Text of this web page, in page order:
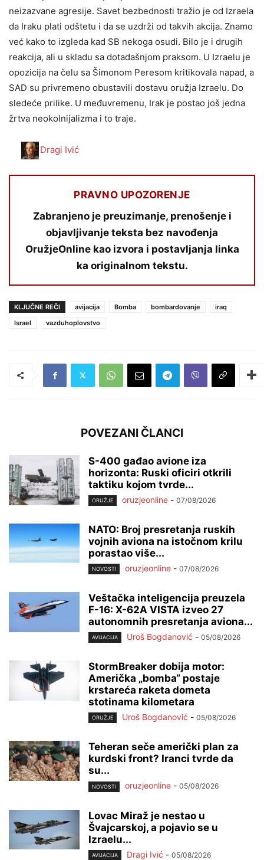
neizazvane agresije. Savet bezbednosti tražio je od Izraela
da Iraku plati odštetu i da se uzdrži od takvih akcija. Znamo
već kako to izgleda kad SB nekoga osudi. Bilo je i drugih
reakcija, ali u skladu sa dotadašnjom praksom. U Izraelu je
opozicija na čelu sa Šimonom Peresom kritikovala napad, a
SAD su privremeno obustavili dostavu oružja Izraelu. Do
sledeće prilike. U međuvremenu, Irak je postao još jedna
žrtva neokolnijalizma i to traje.
Dragi Ivić
PRAVNO UPOZORENJE
Zabranjeno je preuzimanje, prenošenje i
objavljivanje teksta bez navođenja
OružjeOnline kao izvora i postavljanja linka
ka originalnom tekstu.
KLJUČNE REČI avijacija Bomba bombardovanje
iraq
Israel
vazduhoplovstvo
POVEZANI ČLANCI
S-400 gađao avione iza
horizonta: Ruski oficiri otkrili
taktiku kojom tvrde...
ORUŽJE oruzjeonline - 07/08/2026
NATO: Broj presretanja ruskih
vojnih aviona na istočnom krilu
porastao više...
NOVOSTI oruzjeonline - 07/08/2026
Veštačka inteligencija preuzela
F-16: X-62A VISTA izveo 27
autonomnih presretanja aviona...
AVIJACIJA Uroš Bogdanović - 05/08/2026
StormBreaker dobija motor:
Američka „bomba“ postaje
krstareća raketa dometa
stotinama kilometara
ORUŽJE Uroš Bogdanović - 05/08/2026
Teheran seče američki plan za
kurdski front? Iranci tvrde da
su...
NOVOSTI oruzjeonline - 05/08/2026
Lovac Miraž je nestao u
Švajcarskoj, a pojavio se u
Izraelu...
AVIJACIJA Dragi Ivić - 05/08/2026